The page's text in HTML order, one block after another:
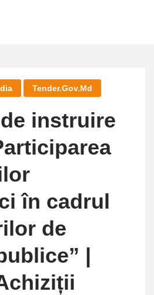
Tender.gov.md
instruire
în cadrul
de
|